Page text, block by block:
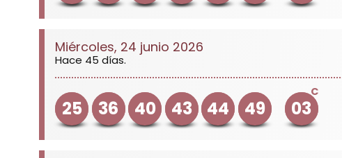
Miércoles, 24 junio 2026
Hace 45 días.
25 36 40 43 44 49
C
03